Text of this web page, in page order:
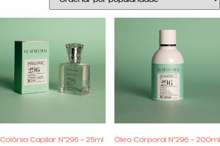
Colônia Capilar N°296 – 25ml Óleo Corporal N°296 – 200ml